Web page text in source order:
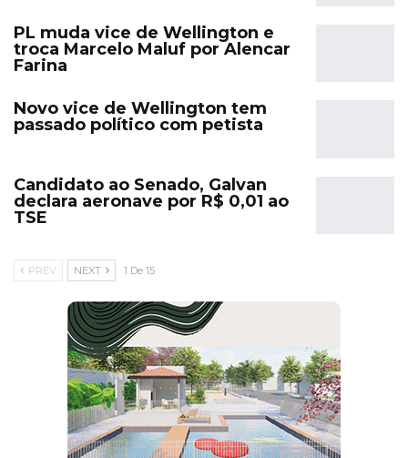
PL muda vice de Wellington e
troca Marcelo Maluf por Alencar
Farina
Novo vice de Wellington tem
passado político com petista
Candidato ao Senado, Galvan
declara aeronave por R$ 0,01 ao
TSE
PREV NEXT 1 De 15